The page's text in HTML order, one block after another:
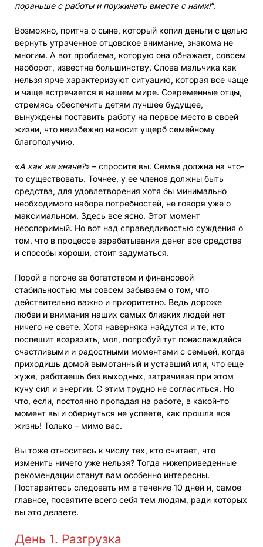
пораньше с работы и поужинать вместе с нами!“.
Возможно, притча о сыне, который копил деньги с целью
вернуть утраченное отцовское внимание, знакома не
многим. А вот проблема, которую она обнажает, совсем
наоборот, известна большинству. Слова мальчика как
нельзя ярче характеризуют ситуацию, которая все чаще
и чаще встречается в нашем мире. Современные отцы,
стремясь обеспечить детям лучшее будущее,
вынуждены поставить работу на первое место в своей
жизни, что неизбежно наносит ущерб семейному
благополучию.
«А как же иначе?» – спросите вы. Семья должна на что-
то существовать. Точнее, у ее членов должны быть
средства, для удовлетворения хотя бы минимально
необходимого набора потребностей, не говоря уже о
максимальном. Здесь все ясно. Этот момент
неоспоримый. Но вот над справедливостью суждения о
том, что в процессе зарабатывания денег все средства
и способы хороши, стоит задуматься.
Порой в погоне за богатством и финансовой
стабильностью мы совсем забываем о том, что
действительно важно и приоритетно. Ведь дороже
любви и внимания наших самых близких людей нет
ничего не свете. Хотя наверняка найдутся и те, кто
поспешит возразить, мол, попробуй тут понаслаждайся
счастливыми и радостными моментами с семьей, когда
приходишь домой вымотанный и уставший или, что еще
хуже, работаешь без выходных, затрачивая при этом
кучу сил и энергии. С этим трудно не согласиться. Но
что, если, постоянно пропадая на работе, в какой-то
момент вы и обернуться не успеете, как прошла вся
жизнь! Только – мимо вас.
Вы тоже относитесь к числу тех, кто считает, что
изменить ничего уже нельзя? Тогда нижеприведенные
рекомендации станут вам особенно интересны.
Постарайтесь следовать им в течение 10 дней и, самое
главное, посвятите всего себя тем людям, ради которых
вы это делаете.
День 1. Разгрузка